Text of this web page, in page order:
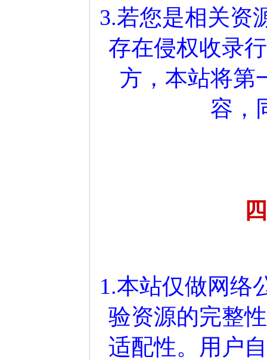
3.若您是相关资
存在侵权收录
方，本站将第
容，
1.本站仅做网络
验资源的完整
适配性。用户